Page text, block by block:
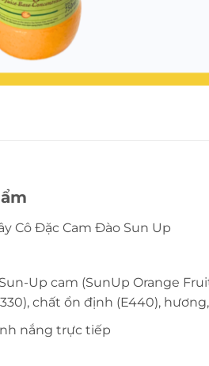
Cô Đặc Cam Đào Sun Up
Up cam (SunUp Orange
chất ổn định (E440),
nắng trực tiếp